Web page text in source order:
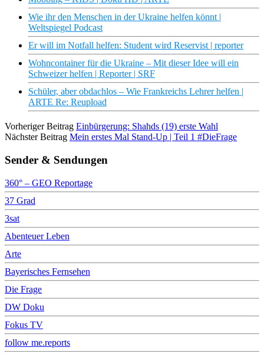
Wie ihr den Menschen in der Ukraine helfen könnt |
Weltspiegel Podcast
Er will im Notfall helfen: Student wird Reservist | reporter
Wohncontainer für die Ukraine – Mit dieser Idee will ein
Schweizer helfen | Reporter | SRF
Schüler, aber obdachlos – Wie Frankreichs Lehrer helfen |
ARTE Re: Reupload
Vorheriger Beitrag Einbürgerung: Shahds (19) erste Wahl
Nächster Beitrag Mein erstes Mal Stand-Up | Teil 1 #DieFrage
Sender & Sendungen
360° – GEO Reportage
37 Grad
3sat
Abenteuer Leben
Arte
Bayerisches Fernsehen
Die Frage
DW Doku
Fokus TV
follow me.reports